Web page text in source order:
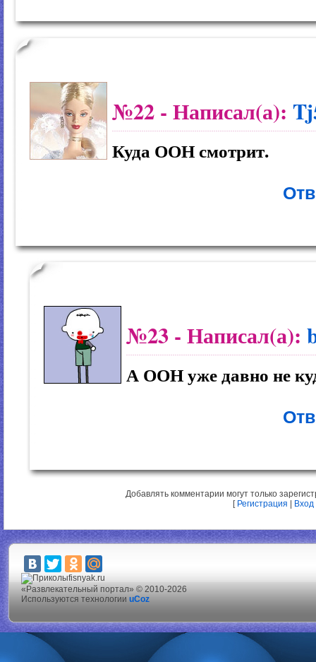
№22 - Написал(а):
Куда ООН смотрит.
№23 - Написал(а):
А ООН уже давно не
Добавлять комментарии могут только
[ Регистрация Вход
fisnyak.ru
«Развлекательный портал» © 2010-2026
Используются технологии uCoz